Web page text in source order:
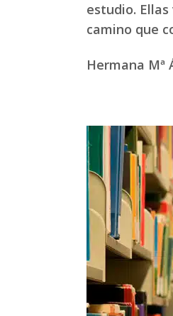
estudio.
camino que
Hermana Mª